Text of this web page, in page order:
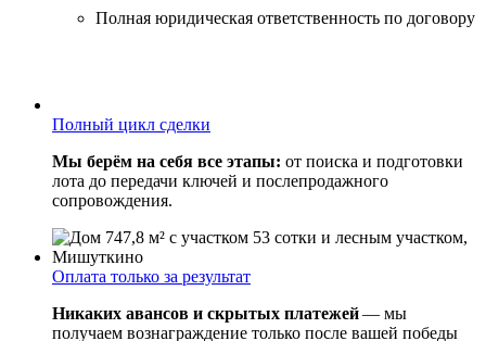
Полная юридическая ответственность по договору
Полный цикл сделки
Мы берём на себя все этапы: от поиска и подготовки
лота до передачи ключей и послепродажного
сопровождения.
Оплата только за результат
Никаких авансов и скрытых платежей— мы
получаем вознаграждение только после вашей победы